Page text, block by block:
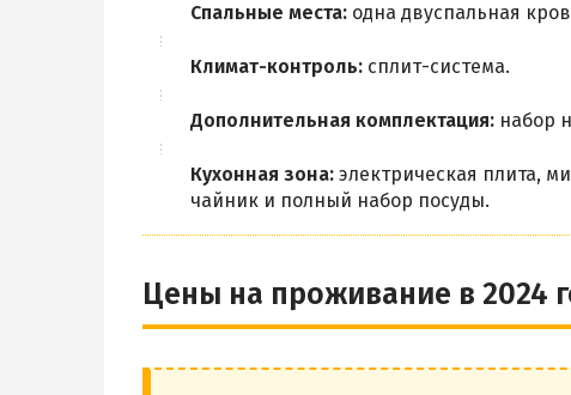
Спальные места: одна двуспальная
Климат-контроль: сплит-система.
Дополнительная комплектация: набор
Кухонная зона: электрическая плита,
чайник и полный набор посуды.
Цены на проживание в 2024